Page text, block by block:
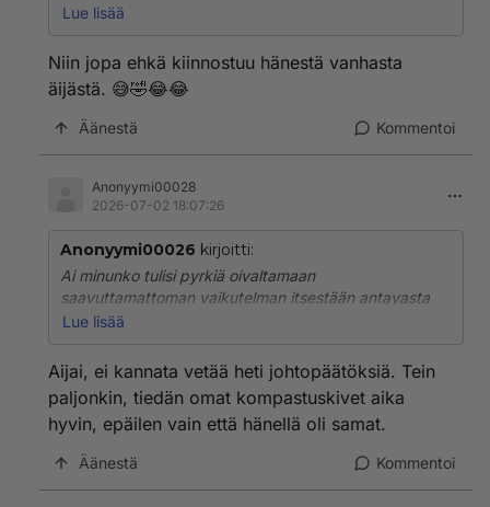
jotain muuttuu radikaalisti ja nainen tekee
Lue lisää
Niin jopa ehkä kiinnostuu hänestä vanhasta
äijästä. 😅🤣😂😂
Äänestä Kommentoi
Anonyymi00028
2026-07-02 18:07:26
Anonyymi00026 kirjoitti:
Ai minunko tulisi pyrkiä oivaltamaan
saavuttamattoman vaikutelman itsestään antavasta
onko kyse huonosta itsetunnosta, eikä hänen pyrkiä
itsestään?
GTFO. Mitä ihmeen lapsia täällä pyörii? Koskaan eivät
itse ole vastuullisia omasta toiminnastaan tai
ulosannistaan vaan vaaditaan toiselta Sherlock
Holmesin kykyjä. Ikuisia lapsia, eli feminismin ja
metoon kasvatteja vinksahtaneilla aivoillaan.
Lue lisää
Aijai, ei kannata vetää heti johtopäätöksiä. Tein
paljonkin, tiedän omat kompastuskivet aika
hyvin, epäilen vain että hänellä oli samat.
Äänestä Kommentoi